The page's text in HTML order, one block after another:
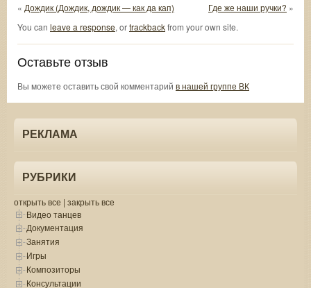
« Дождик (Дождик, дождик — как да кап) Где же наши ручки? »
You can leave a response, ortrackbackfrom your own site.
Оставьте отзыв
Вы можете оставить свой комментарий в нашей группе ВК
РЕКЛАМА
РУБРИКИ
открыть все | закрыть все
Видео танцев
Документация
Занятия
Игры
Композиторы
Консультации